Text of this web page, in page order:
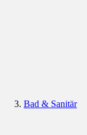
Bad & Sanitär